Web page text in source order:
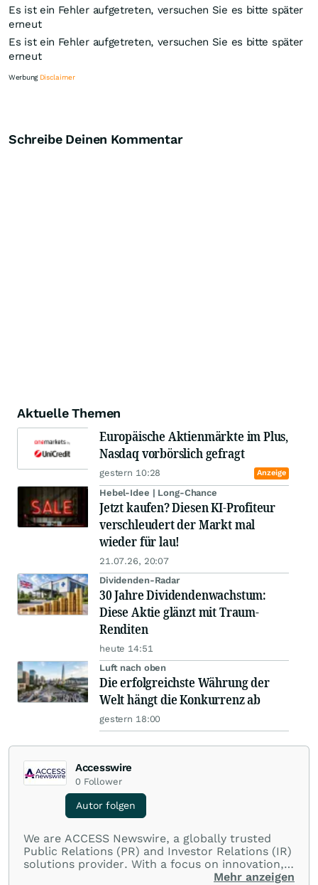
Es ist ein Fehler aufgetreten, versuchen Sie es bitte später
erneut
Es ist ein Fehler aufgetreten, versuchen Sie es bitte später
erneut
Werbung Disclaimer
Schreibe Deinen Kommentar
Aktuelle Themen
Europäische Aktienmärkte im Plus,
Nasdaq vorbörslich gefragt
gestern 10:28 Anzeige
Hebel-Idee | Long-Chance
Jetzt kaufen? Diesen KI-Profiteur
verschleudert der Markt mal
wieder für lau!
21.07.26, 20:07
Dividenden-Radar
30 Jahre Dividendenwachstum:
Diese Aktie glänzt mit Traum-
Renditen
heute 14:51
Luft nach oben
Die erfolgreichste Währung der
Welt hängt die Konkurrenz ab
gestern 18:00
Accesswire
0 Follower
Autor folgen
We are ACCESS Newswire, a globally trusted
Public Relations (PR) and Investor Relations (IR)
solutions provider. With a focus on innovation,
customer service, and value-driven offerings,
Mehr anzeigen